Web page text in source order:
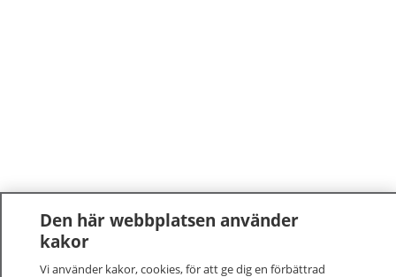
Den här webbplatsen använder
kakor
Vi använder kakor, cookies, för att ge dig en förbättrad